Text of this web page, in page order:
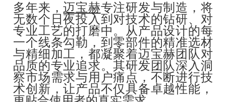
多年来，迈宝赫专注研发与制造，将
无数个日夜投入到对技术的钻研、对
专业工艺的打磨中。从产品设计的每
一个线条勾勒，到零部件的精准选材
与精细加工，都凝聚着迈宝赫团队对
品质的专业追求。其研发团队深入洞
察市场需求与用户痛点，不断进行技
术创新，让产品不仅具备卓越性能，